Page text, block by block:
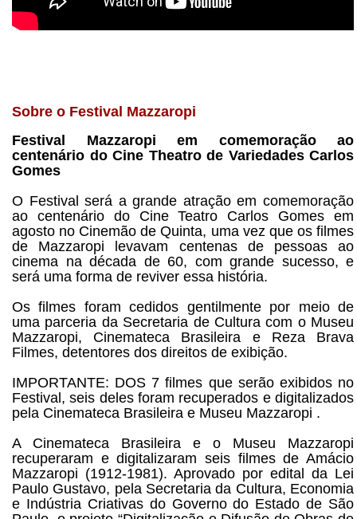
Sobre o Festival Mazzaropi
Festival Mazzaropi em comemoração ao
centenário do Cine Theatro de Variedades Carlos
Gomes
O Festival será a grande atração em comemoração
ao centenário do Cine Teatro Carlos Gomes em
agosto no Cinemão de Quinta, uma vez que os filmes
de Mazzaropi levavam centenas de pessoas ao
cinema na década de 60, com grande sucesso, e
será uma forma de reviver essa história.
Os filmes foram cedidos gentilmente por meio de
uma parceria da Secretaria de Cultura com o Museu
Mazzaropi, Cinemateca Brasileira e Reza Brava
Filmes, detentores dos direitos de exibição.
IMPORTANTE: DOS 7 filmes que serão exibidos no
Festival, seis deles foram recuperados e digitalizados
pela Cinemateca Brasileira e Museu Mazzaropi .
A Cinemateca Brasileira e o Museu Mazzaropi
recuperaram e digitalizaram seis filmes de Amácio
Mazzaropi (1912-1981). Aprovado por edital da Lei
Paulo Gustavo, pela Secretaria da Cultura, Economia
e Indústria Criativas do Governo do Estado de São